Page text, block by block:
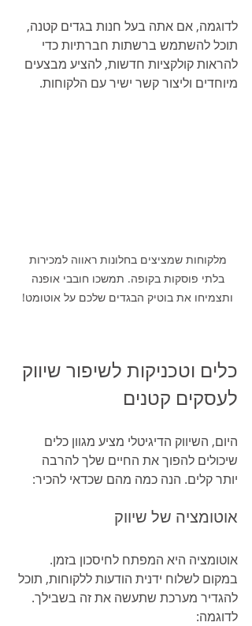
לדוגמה, אם אתה בעל חנות בגדים קטנה,
תוכל להשתמש ברשתות חברתיות כדי
להראות קולקציות חדשות, להציע מבצעים
מיוחדים וליצור קשר ישיר עם הלקוחות.
מלקוחות שמציצים בחלונות ראווה למכירות
בלתי פוסקות בקופה. תמשכו חובבי אופנה
ותצמיחו את בוטיק הבגדים שלכם על אוטומט!
כלים וטכניקות לשיפור שיווק
לעסקים קטנים
היום, השיווק הדיגיטלי מציע מגוון כלים
שיכולים להפוך את החיים שלך להרבה
יותר קלים. הנה כמה מהם שכדאי להכיר:
אוטומציה של שיווק
אוטומציה היא המפתח לחיסכון בזמן.
במקום לשלוח ידנית הודעות ללקוחות, תוכל
להגדיר מערכת שתעשה את זה בשבילך.
לדוגמה: